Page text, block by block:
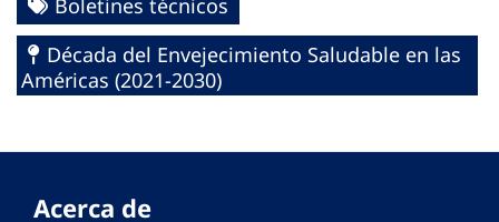
Boletines técnicos
Década del Envejecimiento Saludable en las
Américas (2021-2030)
Acerca de